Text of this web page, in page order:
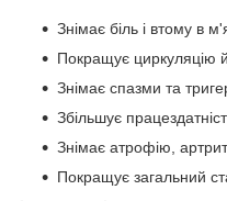
Знімає біль і втому в
Покращує циркуляцію й
Знімає спазми та
Збільшує
Знімає атрофію,
Покращує загальний